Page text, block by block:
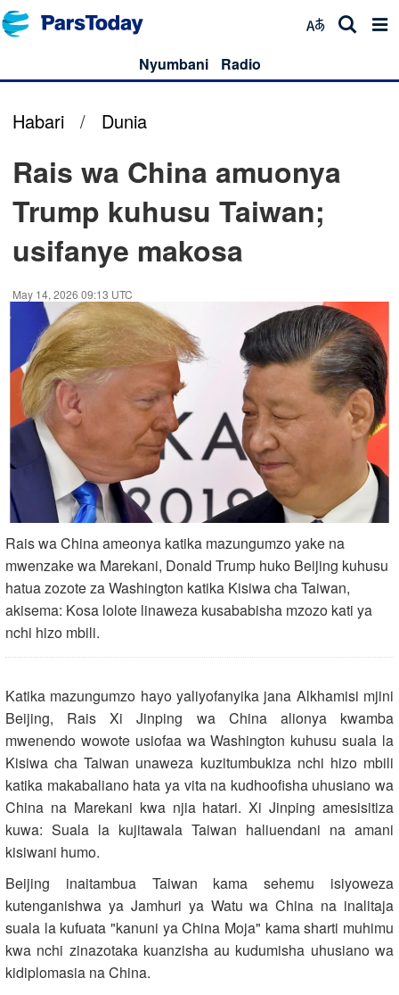
Nyumbani Radio
Habari / Dunia
Rais wa China amuonya
Trump kuhusu Taiwan;
usifanye makosa
May 14, 2026 09:13 UTC
Rais wa China ameonya katika mazungumzo yake na
mwenzake wa Marekani, Donald Trump huko Beijing kuhusu
hatua zozote za Washington katika Kisiwa cha Taiwan,
akisema: Kosa lolote linaweza kusababisha mzozo kati ya
nchi hizo mbili.
Katika mazungumzo hayo yaliyofanyika jana Alkhamisi mjini
Beijing, Rais Xi Jinping wa China alionya kwamba
mwenendo wowote usiofaa wa Washington kuhusu suala la
Kisiwa cha Taiwan unaweza kuzitumbukiza nchi hizo mbili
katika makabaliano hata ya vita na kudhoofisha uhusiano wa
China na Marekani kwa njia hatari. Xi Jinping amesisitiza
kuwa: Suala la kujitawala Taiwan haliuendani na amani
kisiwani humo.
Beijing inaitambua Taiwan kama sehemu isiyoweza
kutenganishwa ya Jamhuri ya Watu wa China na inalitaja
suala la kufuata "kanuni ya China Moja" kama sharti muhimu
kwa nchi zinazotaka kuanzisha au kudumisha uhusiano wa
kidiplomasia na China.